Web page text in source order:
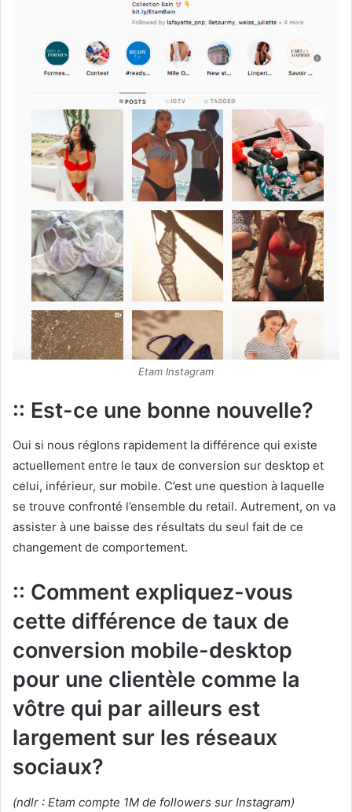
Etam Instagram
:: Est-ce une bonne nouvelle?
Oui si nous réglons rapidement la différence qui existe
actuellement entre le taux de conversion sur desktop et
celui, inférieur, sur mobile. C’est une question à laquelle
se trouve confronté l’ensemble du retail. Autrement, on va
assister à une baisse des résultats du seul fait de ce
changement de comportement.
:: Comment expliquez-vous
cette différence de taux de
conversion mobile-desktop
pour une clientèle comme la
vôtre qui par ailleurs est
largement sur les réseaux
sociaux?
(ndlr : Etam compte 1M de followers sur Instagram)